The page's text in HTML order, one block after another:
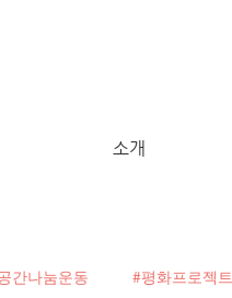
소개
간나눔운동 #평화프로젝트